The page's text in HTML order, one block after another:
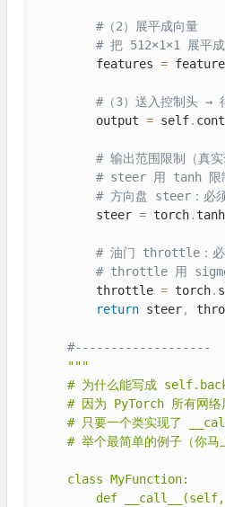
#（2）展平成向量
# 把 512×1×1 展平
        features
=
#（3）送入控制头 →
        output
= self.
# 输出范围限制（真实
# steer 用 tanh
# 方向盘 steer：必
        steer
= torch. tanh
# 油门 throttle：必
# throttle 用
        throttle
= torch.
return steer,
#-------------------
"""
# 为什么能写成
# 因为 PyTorch 所有网络
# 只要一个类实现了
# 举个最简单的例子（你马
    class MyFunction:
def